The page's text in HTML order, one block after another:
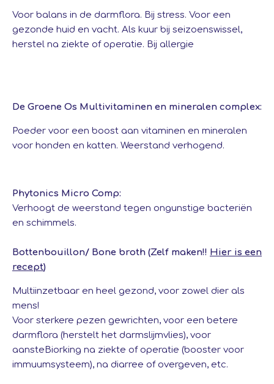
Voor balans in de darmflora. Bij stress. Voor een
gezonde huid en vacht. Als kuur bij seizoenswissel,
herstel na ziekte of operatie. Bij allergie
De Groene Os Multivitaminen en mineralen complex:
Poeder voor een boost aan vitaminen en mineralen
voor honden en katten. Weerstand verhogend.
Phytonics Micro Comp:
Verhoogt de weerstand tegen ongunstige bacteriën
en schimmels.
Bottenbouillon/ Bone broth (Zelf maken!! Hier is een
recept)
Multiinzetbaar en heel gezond, voor zowel dier als
mens!
Voor sterkere pezen gewrichten, voor een betere
darmflora (herstelt het darmslijmvlies), voor
aansteBiorking na ziekte of operatie (booster voor
immuumsysteem), na diarree of overgeven, etc.